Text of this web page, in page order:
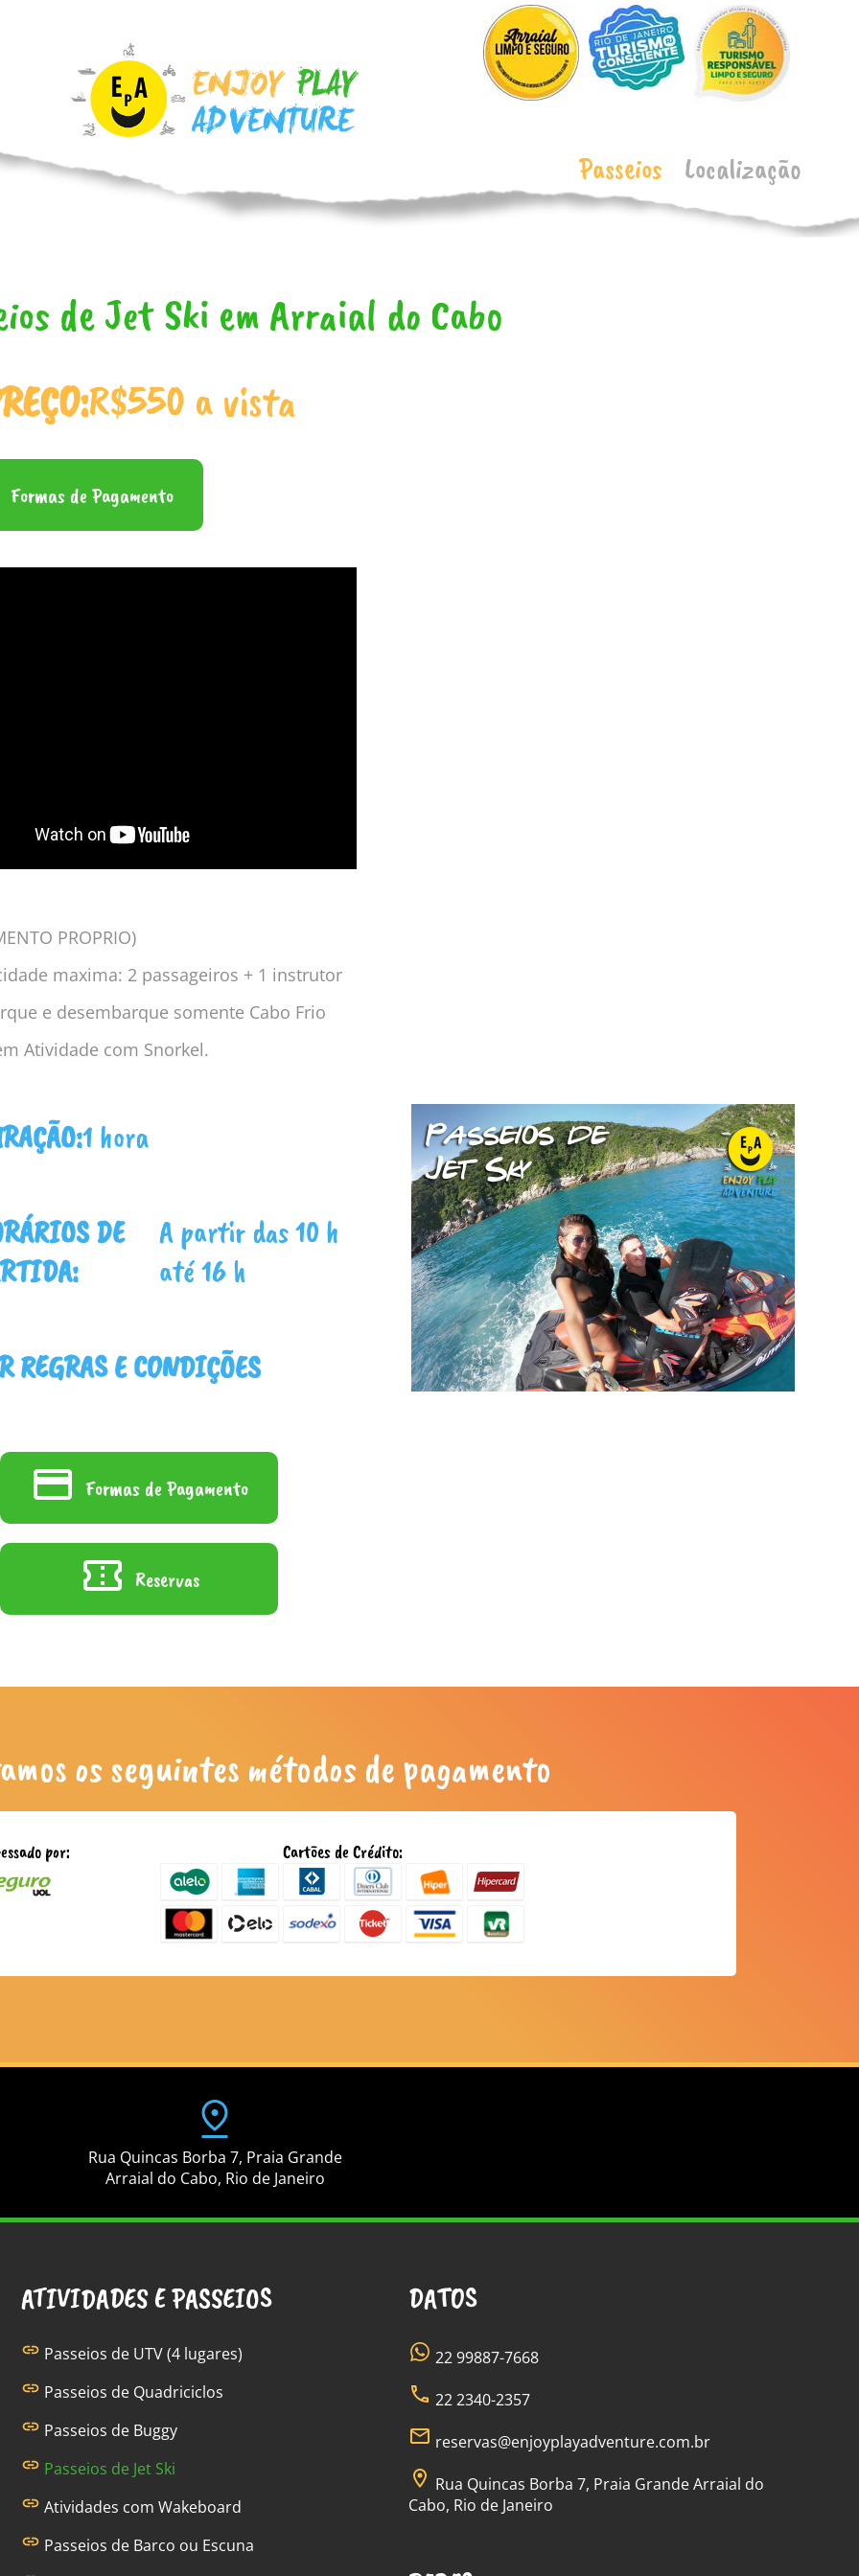
Passeios Localização
de Jet Ski em Arraial do Cabo
R$550 a vista
Formas de Pagamento
PROPRIO)
maxima: 2 passageiros + 1 instrutor
e desembarque somente Cabo Frio
Atividade com Snorkel.
1 hora
DE
A partir das 10 h
até 16 h
REGRAS E CONDIÇÕES
Formas de Pagamento
Reservas
os seguintes métodos de pagamento
por: Cartões de Crédito:
Rua Quincas Borba 7, Praia Grande
Arraial do Cabo, Rio de Janeiro
ATIVIDADES E PASSEIOS
Passeios de UTV (4 lugares)
Passeios de Quadriciclos
Passeios de Buggy
Passeios de Jet Ski
Atividades com Wakeboard
Passeios de Barco ou Escuna
DATOS
22 99887-7668
22 2340-2357
reservas@enjoyplayadventure.com.br
Rua Quincas Borba 7, Praia Grande Arraial do
Cabo, Rio de Janeiro